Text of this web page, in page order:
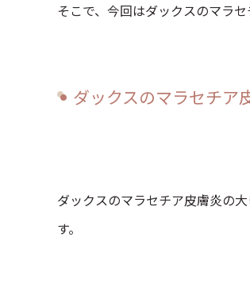
そこで、今回はダックスのマラ
ダックスのマラセチア
ダックスのマラセチア皮膚炎の
す。